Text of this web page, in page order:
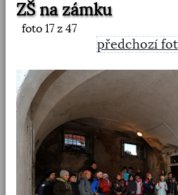
ZŠ na zámku
foto 17 z 47
předchozí